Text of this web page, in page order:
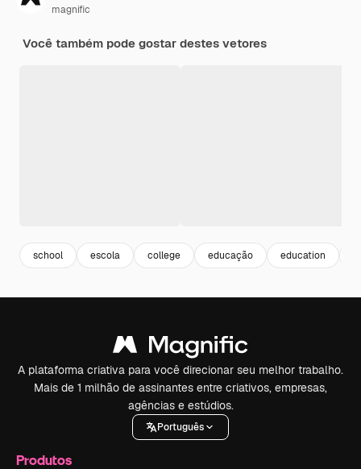
magnific
Você também pode gostar destes vetores
school escola college educação education
A plataforma criativa para você direcionar seu melhor trabalho.
Mais de 1 milhão de assinantes entre criativos, empresas,
agências e estúdios.
Português
Produtos